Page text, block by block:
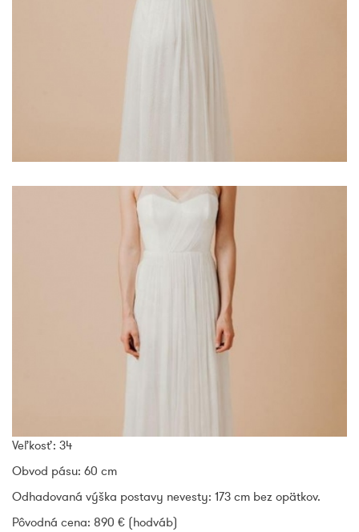
Veľkosť: 34
Obvod pásu: 60 cm
Odhadovaná výška postavy nevesty: 173 cm bez opätkov.
Pôvodná cena: 890 € (hodváb)